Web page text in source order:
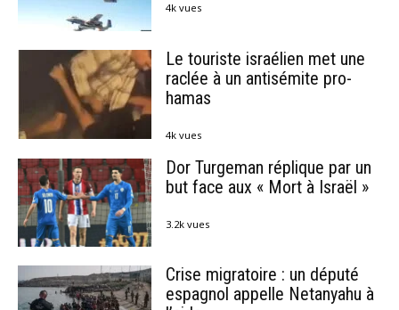
4k vues
Le touriste israélien met une
raclée à un antisémite pro-
hamas
4k vues
Dor Turgeman réplique par un
but face aux « Mort à Israël »
3.2k vues
Crise migratoire : un député
espagnol appelle Netanyahu à